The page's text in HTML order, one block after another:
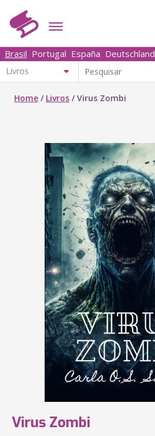
Brasil Portugal España Deutschland
Home / Livros /Virus Zombi
Virus Zombi